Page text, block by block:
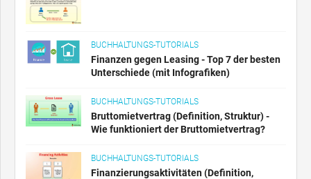
BUCHHALTUNGS-TUTORIALS
Finanzen gegen Leasing - Top 7 der besten
Unterschiede (mit Infografiken)
BUCHHALTUNGS-TUTORIALS
Bruttomietvertrag (Definition, Struktur) -
Wie funktioniert der Bruttomietvertrag?
BUCHHALTUNGS-TUTORIALS
Finanzierungsaktivitäten (Definition,